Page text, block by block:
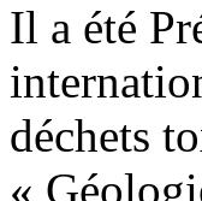
Il a été
déchets
«